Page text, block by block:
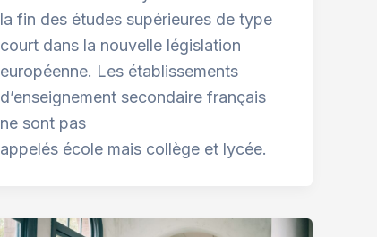
la fin des études supérieures de type
court dans la nouvelle législation
européenne. Les établissements
d’enseignement secondaire français
ne sont pas
appelés école mais collège et lycée.